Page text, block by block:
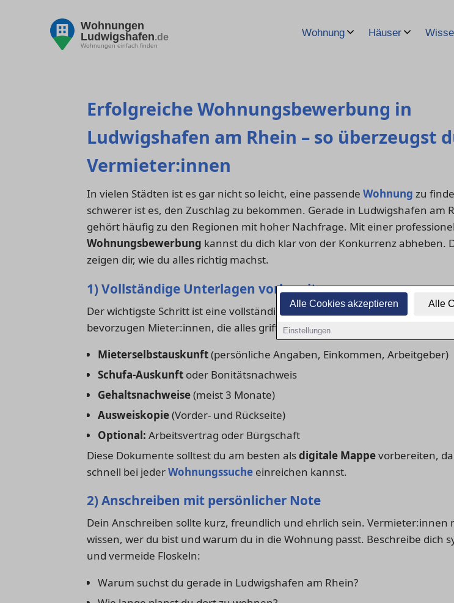
Alle Cookies akzeptieren Alle
Einstellungen
Wohnungen
Ludwigshafen.de
Wohnungen einfach finden
Wohnung Häuser
Erfolgreiche Wohnungsbewerbung in
Ludwigshafen am Rhein – so überzeugst
Vermieter:innen
In vielen Städten ist es gar nicht so leicht, eine passende Wohnung zu
schwerer ist es, den Zuschlag zu bekommen. Gerade in Ludwigshafen am
gehört häufig zu den Regionen mit hoher Nachfrage. Mit einer
Wohnungsbewerbung kannst du dich klar von der Konkurrenz abheben.
zeigen dir, wie du alles richtig machst.
1) Vollständige Unterlagen vorbereiten
Der wichtigste Schritt ist eine vollständige Bewerbungsmappe.
bevorzugen Mieter:innen, die alles griffbereit haben:
Mieterselbstauskunft(persönliche Angaben, Einkommen, Arbeitgeber)
Schufa-Auskunftoder Bonitätsnachweis
Gehaltsnachweise(meist 3 Monate)
Ausweiskopie(Vorder- und Rückseite)
Optional: Arbeitsvertrag oder Bürgschaft
Diese Dokumente solltest du am besten alsdigitale Mappevorbereiten,
schnell bei jederWohnungssuche einreichen kannst.
2) Anschreiben mit persönlicher Note
Dein Anschreiben sollte kurz, freundlich und ehrlich sein. Vermieter:innen
wissen, wer du bist und warum du in die Wohnung passt. Beschreibe dich
und vermeide Floskeln:
Warum suchst du gerade in Ludwigshafen am Rhein?